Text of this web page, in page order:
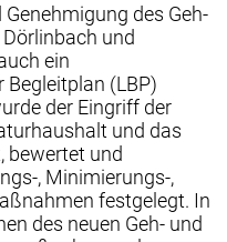
des Geh-
und
ein
(LBP)
der Eingriff der
und das
bewertet und
, Minimierungs-,
festgelegt. In
des neuen Geh- und